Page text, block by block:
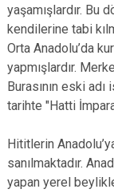
yaşamışlardır. Bu
kendilerine tabi
Orta Anadolu’da
yapmışlardır.
Burasının eski
tarihte "Hatti
Hititlerin
sanılmaktadır.
yapan yerel